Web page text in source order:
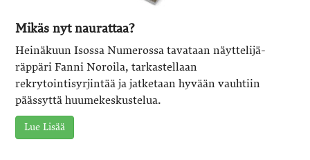
Mikäs nyt naurattaa?
Heinäkuun Isossa Numerossa tavataan näyttelijä-
räppäri Fanni Noroila, tarkastellaan
rekrytointisyrjintää ja jatketaan hyvään vauhtiin
päässyttä huumekeskustelua.
Lue Lisää